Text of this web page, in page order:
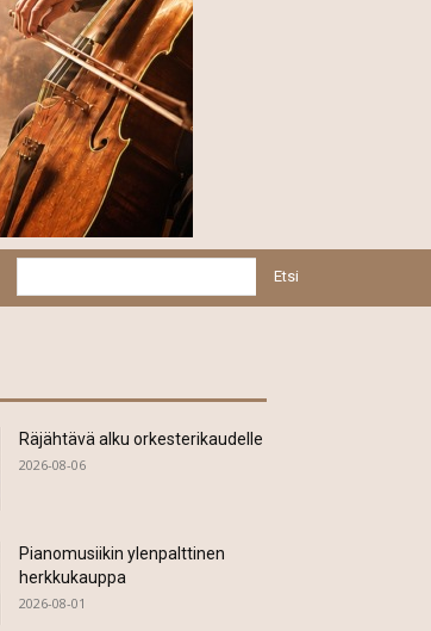
Etsi
Räjähtävä alku orkesterikaudelle
2026-08-06
Pianomusiikin ylenpalttinen
herkkukauppa
2026-08-01